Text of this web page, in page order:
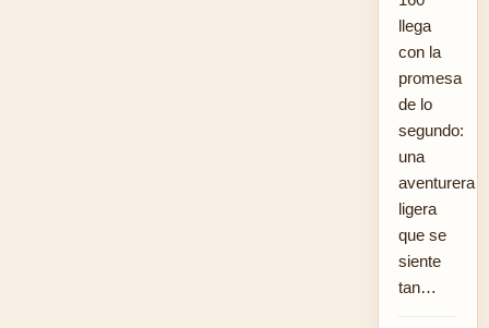
llega
con la
promesa
de lo
segundo:
una
aventurera
ligera
que se
siente
tan…